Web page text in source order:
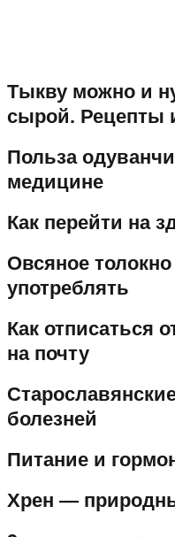
Тыкву можно и
сырой. Рецепты
Польза
медицине
Как перейти на
Овсяное
употреблять
Как отписаться
на почту
болезней
Питание и
Хрен —